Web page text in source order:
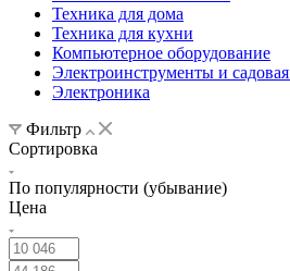
Техника для дома
Техника для кухни
Компьютерное оборудование
Электроинструменты и
Электроника
Фильтр
Сортировка
По популярности (убывание)
Цена